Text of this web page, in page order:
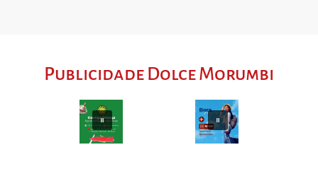
Publicidade Dolce Morumbi